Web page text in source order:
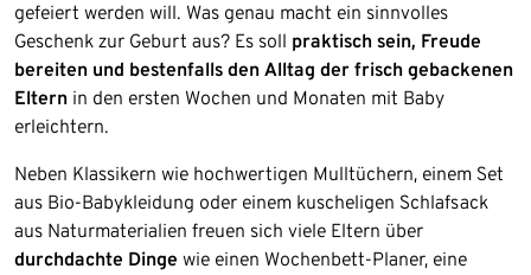
gefeiert werden will. Was genau macht ein sinnvolles
Geschenk zur Geburt aus? Es soll praktisch sein, Freude
bereiten und bestenfalls den Alltag der frisch gebackenen
Eltern in den ersten Wochen und Monaten mit Baby
erleichtern.
Neben Klassikern wie hochwertigen Mulltüchern, einem Set
aus Bio-Babykleidung oder einem kuscheligen Schlafsack
aus Naturmaterialien freuen sich viele Eltern über
durchdachte Dinge wie einen Wochenbett-Planer, eine